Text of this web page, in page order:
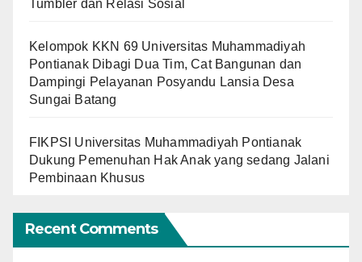
Tumbler dan Relasi Sosial
Kelompok KKN 69 Universitas Muhammadiyah
Pontianak Dibagi Dua Tim, Cat Bangunan dan
Dampingi Pelayanan Posyandu Lansia Desa
Sungai Batang
FIKPSI Universitas Muhammadiyah Pontianak
Dukung Pemenuhan Hak Anak yang sedang Jalani
Pembinaan Khusus
Recent Comments